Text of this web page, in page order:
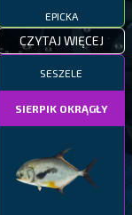
EPICKA
CZYTAJ WIĘCEJ
SESZELE
SIERPIK OKRĄGŁY